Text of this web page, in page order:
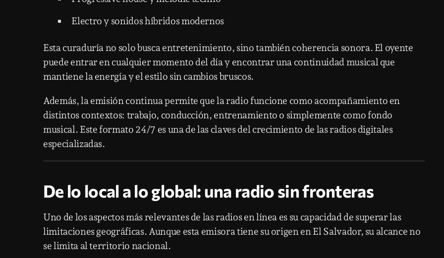
Electro y sonidos híbridos modernos
Esta curaduría no solo busca entretenimiento, sino también coherencia sonora. El oyente
puede entrar en cualquier momento del día y encontrar una continuidad musical que
mantiene la energía y el estilo sin cambios bruscos.
Además, la emisión continua permite que la radio funcione como acompañamiento en
distintos contextos: trabajo, conducción, entrenamiento o simplemente como fondo
musical. Este formato 24/7 es una de las claves del crecimiento de las radios digitales
especializadas.
De lo local a lo global: una radio sin fronteras
Uno de los aspectos más relevantes de las radios en línea es su capacidad de superar las
limitaciones geográficas. Aunque esta emisora tiene su origen en El Salvador, su alcance no
se limita al territorio nacional.